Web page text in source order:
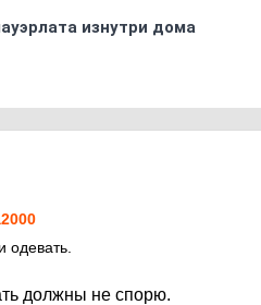
изнутри дома
одевать.
должны не спорю.